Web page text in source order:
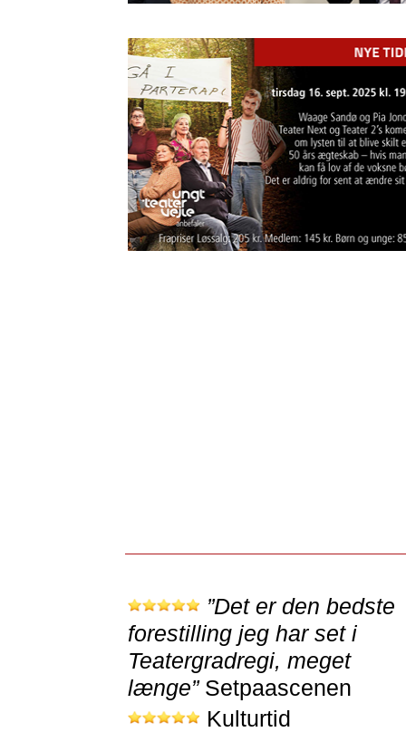
”Det er den bedste
forestilling jeg har set i
Teatergradregi, meget
længe” Setpaascenen
Kulturtid